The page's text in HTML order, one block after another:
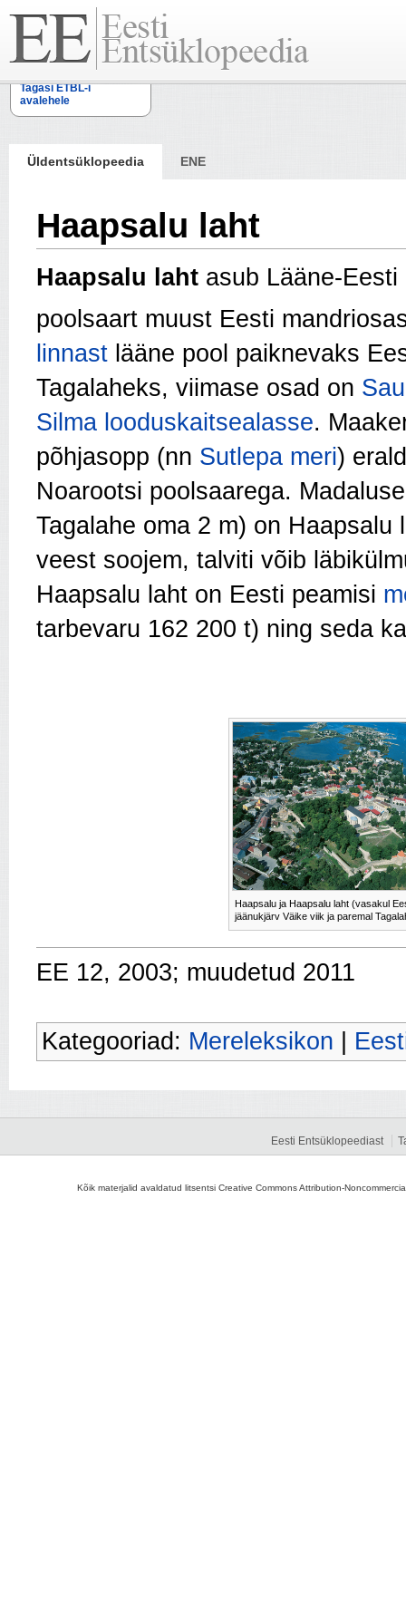
Tagasi ETBL-i
avalehele
Üldentsüklopeedia ENE
Haapsalu laht
Haapsalu laht asub Lääne-
poolsaart muust Eesti
linnast lääne pool paiknevaks
Tagalaheks, viimase osad on
Silma looduskaitsealasse.
põhjasopp (nn Sutlepa meri)
Noarootsi poolsaarega.
Tagalahe oma 2 m) on
veest soojem, talviti võib
Haapsalu laht on Eesti peamisi
tarbevaru 162 200 t) ning seda
Haapsalu ja Haapsalu laht (vasakul
jäänukjärv Väike viik ja paremal
EE 12, 2003; muudetud 2011
Kategooriad: Mereleksikon
Eesti Entsüklopeediast
Kõik materjalid avaldatud litsentsi Creative Commons Attribution-